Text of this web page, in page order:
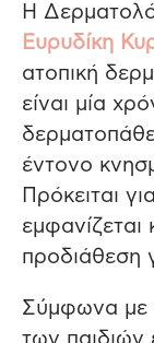
Η
Ευρυδίκη
ατοπική
είναι μία
έντονο
Πρόκειται
εμφανίζεται
προδιάθεση
Σύμφωνα με
των